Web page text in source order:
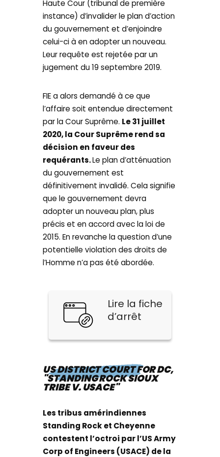
Haute Cour (tribunal de première
instance) d’invalider le plan d’action
du gouvernement et d’enjoindre
celui-ci à en adopter un nouveau.
Leur requête est rejetée par un
jugement du 19 septembre 2019.
FIE a alors demandé à ce que
l’affaire soit entendue directement
par la Cour Suprême. Le 31 juillet
2020, la Cour Suprême rend sa
décision en faveur des
requérants.Le plan d’atténuation
du gouvernement est
définitivement invalidé. Cela signifie
que le gouvernement devra
adopter un nouveau plan, plus
précis et en accord avec la loi de
2015. En revanche la question d’une
potentielle violation des droits de
l’Homme n’a pas été abordée.
Lire la fiche
d’arrêt
US DISTRICT COURT FOR DC,
"STANDING ROCK SIOUX
TRIBE V. USACE"
Les tribus amérindiennes
Standing Rock et Cheyenne
contestent l’octroi par l’US Army
Corp of Engineers (USACE) de la